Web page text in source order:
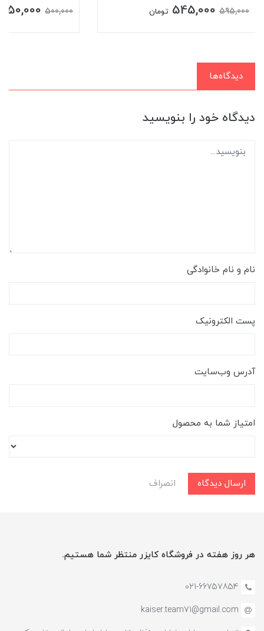
595,000
545,000 تومان 500,000
450,000
دیدگاه‌ها
دیدگاه خود را بنویسید
نام و نام خانوادگی
پست الکترونیک
آدرس وب‌سایت
امتیاز شما به محصول
ارسال دیدگاه انصراف
هر روز هفته در فروشگاه کایزر منتظر شما هستیم.
021-66757854
kaiser.team71@gmail.com